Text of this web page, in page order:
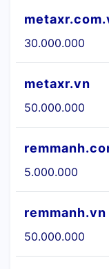
30.000.000
metaxr.vn
50.000.000
5.000.000
remmanh.vn
50.000.000